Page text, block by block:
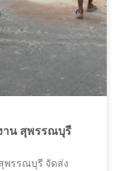
าน สุพรรณบุรี
พรรณบุรี จัดส่ง